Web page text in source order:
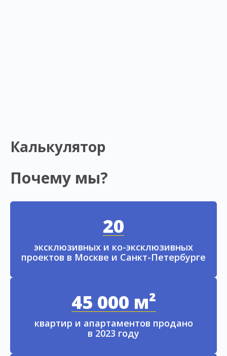
Калькулятор
Почему мы?
20
эксклюзивных и ко-эксклюзивных
проектов в Москве и Санкт-Петербурге
45 000 м²
квартир и апартаментов продано
в 2023 году